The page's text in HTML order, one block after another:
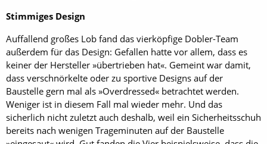
Stimmiges Design
Auffallend großes Lob fand das vierköpfige Dobler-Team
außerdem für das Design: Gefallen hatte vor allem, dass es
keiner der Hersteller »übertrieben hat«. Gemeint war damit,
dass verschnörkelte oder zu sportive Designs auf der
Baustelle gern mal als »Overdressed« betrachtet werden.
Weniger ist in diesem Fall mal wieder mehr. Und das
sicherlich nicht zuletzt auch deshalb, weil ein Sicherheitsschuh
bereits nach wenigen Trageminuten auf der Baustelle